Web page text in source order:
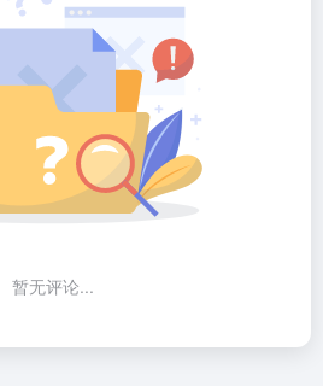
暂无评论...